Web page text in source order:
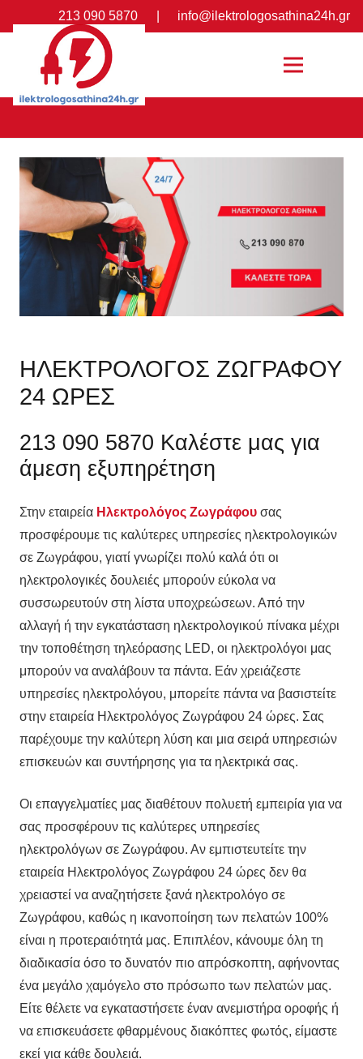
213 090 5870 info@ilektrologosathina24h.gr
ΗΛΕΚΤΡΟΛΟΓΟΣ ΖΩΓΡΑΦΟΥ
24 ΩΡΕΣ
213 090 5870 Καλέστε μας για
άμεση εξυπηρέτηση
Στην εταιρεία Ηλεκτρολόγος Ζωγράφου σας
προσφέρουμε τις καλύτερες υπηρεσίες ηλεκτρολογικών
σε Ζωγράφου, γιατί γνωρίζει πολύ καλά ότι οι
ηλεκτρολογικές δουλειές μπορούν εύκολα να
συσσωρευτούν στη λίστα υποχρεώσεων. Από την
αλλαγή ή την εγκατάσταση ηλεκτρολογικού πίνακα μέχρι
την τοποθέτηση τηλεόρασης LED, οι ηλεκτρολόγοι μας
μπορούν να αναλάβουν τα πάντα. Εάν χρειάζεστε
υπηρεσίες ηλεκτρολόγου, μπορείτε πάντα να βασιστείτε
στην εταιρεία Ηλεκτρολόγος Ζωγράφου 24 ώρες. Σας
παρέχουμε την καλύτερη λύση και μια σειρά υπηρεσιών
επισκευών και συντήρησης για τα ηλεκτρικά σας.
Οι επαγγελματίες μας διαθέτουν πολυετή εμπειρία για να
σας προσφέρουν τις καλύτερες υπηρεσίες
ηλεκτρολόγων σε Ζωγράφου. Αν εμπιστευτείτε την
εταιρεία Ηλεκτρολόγος Ζωγράφου 24 ώρες δεν θα
χρειαστεί να αναζητήσετε ξανά ηλεκτρολόγο σε
Ζωγράφου, καθώς η ικανοποίηση των πελατών 100%
είναι η προτεραιότητά μας. Επιπλέον, κάνουμε όλη τη
διαδικασία όσο το δυνατόν πιο απρόσκοπτη, αφήνοντας
ένα μεγάλο χαμόγελο στο πρόσωπο των πελατών μας.
Είτε θέλετε να εγκαταστήσετε έναν ανεμιστήρα οροφής ή
να επισκευάσετε φθαρμένους διακόπτες φωτός, είμαστε
εκεί για κάθε δουλειά.